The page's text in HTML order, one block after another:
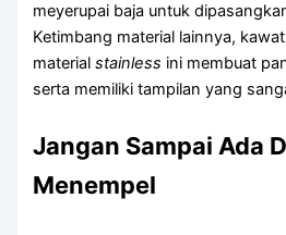
meyerupai baja untuk
Ketimbang material lainnya,
materialstainless ini membuat
serta memiliki tampilan yang
Jangan Sampai Ada
Menempel